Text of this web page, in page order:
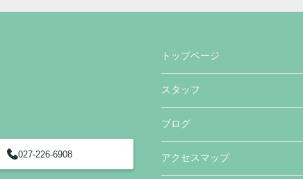
027-226-6908
トップページ
スタッフ
ブログ
アクセスマップ